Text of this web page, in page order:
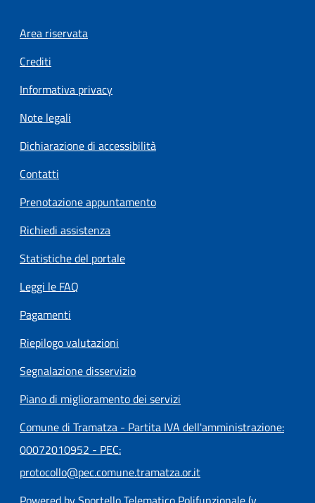
Footer menu
Area riservata
Crediti
Informativa privacy
Note legali
Dichiarazione di accessibilità
Contatti
Prenotazione appuntamento
Richiedi assistenza
Statistiche del portale
Leggi le FAQ
Pagamenti
Riepilogo valutazioni
Segnalazione disservizio
Piano di miglioramento dei servizi
Comune di Tramatza - Partita IVA dell'amministrazione:
00072010952 - PEC:
protocollo@pec.comune.tramatza.or.it